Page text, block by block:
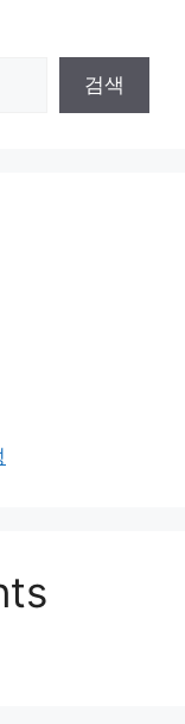
검색